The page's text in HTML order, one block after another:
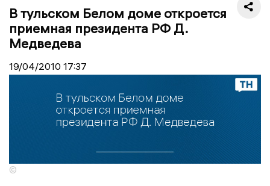
В тульском Белом доме откроется
приемная президента РФ Д.
Медведева
19/04/2010 17:37
©